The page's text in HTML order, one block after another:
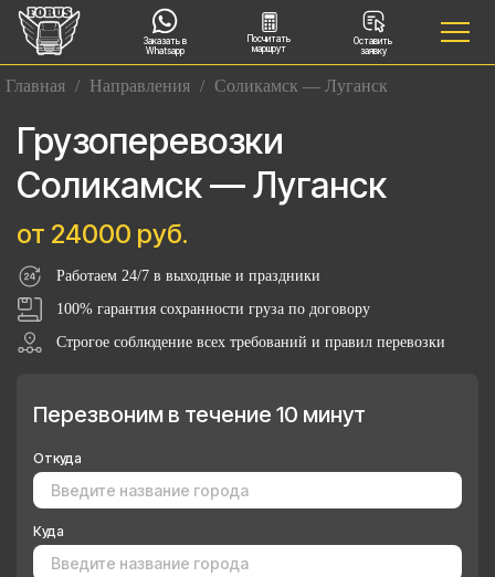
Заказать в
Whatsapp
Посчитать
маршрут
Оставить
заявку
Главная / Направления / Соликамск — Луганск
Грузоперевозки
Соликамск — Луганск
от 24000 руб.
Работаем 24/7 в выходные и праздники
100% гарантия сохранности груза по договору
Строгое соблюдение всех требований и правил перевозки
Перезвоним в течение 10 минут
Откуда
Куда